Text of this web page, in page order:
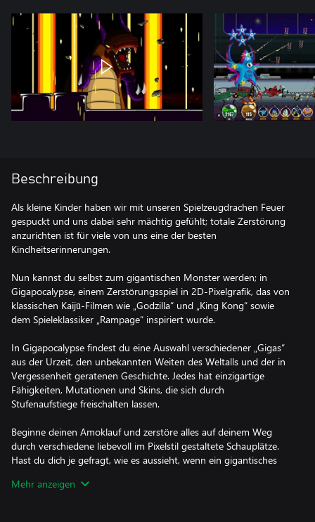
Beschreibung
Als kleine Kinder haben wir mit unseren Spielzeugdrachen Feuer
gespuckt und uns dabei sehr mächtig gefühlt; totale Zerstörung
anzurichten ist für viele von uns eine der besten
Kindheitserinnerungen.
Nun kannst du selbst zum gigantischen Monster werden; in
Gigapocalypse, einem Zerstörungsspiel in 2D-Pixelgrafik, das von
klassischen Kaijū-Filmen wie „Godzilla“ und „King Kong“ sowie
dem Spieleklassiker „Rampage“ inspiriert wurde.
In Gigapocalypse findest du eine Auswahl verschiedener „Gigas“
aus der Urzeit, den unbekannten Weiten des Weltalls und der in
Vergessenheit geratenen Geschichte. Jedes hat einzigartige
Fähigkeiten, Mutationen und Skins, die sich durch
Stufenaufstiege freischalten lassen.
Beginne deinen Amoklauf und zerstöre alles auf deinem Weg
durch verschiedene liebevoll im Pixelstil gestaltete Schauplätze.
Hast du dich je gefragt, wie es aussieht, wenn ein gigantisches
sich im Kampf gegen tapfere Tempelritter schlagen würde? In
Mehr anzeigen